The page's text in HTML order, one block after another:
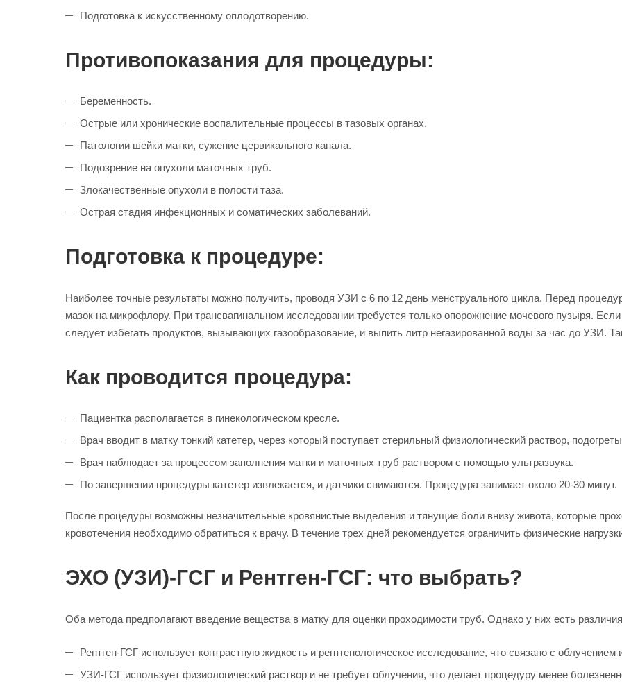
Подготовка к искусственному оплодотворению.
Противопоказания для процедуры:
Беременность.
Острые или хронические воспалительные процессы в тазовых органах.
Патологии шейки матки, сужение цервикального канала.
Подозрение на опухоли маточных труб.
Злокачественные опухоли в полости таза.
Острая стадия инфекционных и соматических заболеваний.
Подготовка к процедуре:
Наиболее точные результаты можно получить, проводя УЗИ с 6 по 12 день менструального цикла. Перед
мазок на микрофлору. При трансвагинальном исследовании требуется только опорожнение мочевого пузыря.
следует избегать продуктов, вызывающих газообразование, и выпить литр негазированной воды за час до УЗИ.
Как проводится процедура:
Пациентка располагается в гинекологическом кресле.
Врач вводит в матку тонкий катетер, через который поступает стерильный физиологический раствор,
Врач наблюдает за процессом заполнения матки и маточных труб раствором с помощью ультразвука.
По завершении процедуры катетер извлекается, и датчики снимаются. Процедура занимает около 20-30 минут.
После процедуры возможны незначительные кровянистые выделения и тянущие боли внизу живота, которые
кровотечения необходимо обратиться к врачу. В течение трех дней рекомендуется ограничить физические
ЭХО (УЗИ)-ГСГ и Рентген-ГСГ: что выбрать?
Оба метода предполагают введение вещества в матку для оценки проходимости труб. Однако у них есть
Рентген-ГСГ использует контрастную жидкость и рентгенологическое исследование, что связано с
УЗИ-ГСГ использует физиологический раствор и не требует облучения, что делает процедуру менее